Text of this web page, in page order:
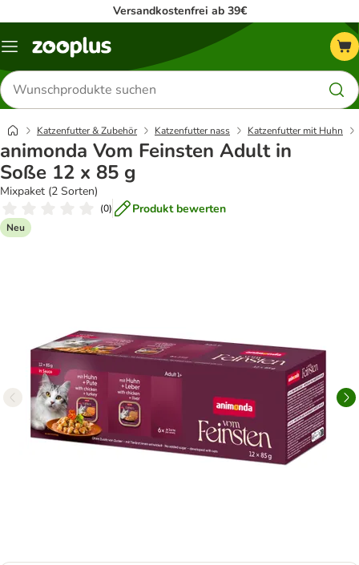
Versandkostenfrei ab 39€
Menü
Produkte
suchen
Katzenfutter & Zubehör Katzenfutter nass Katzenfutter mit Huhn
animonda Vom Feinsten Adult in
Soße 12 x 85 g
Mixpaket (2 Sorten)
(0) Produkt bewerten
Neu